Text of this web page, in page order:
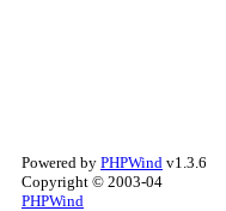
Powered by PHPWind v1.3.6
Copyright © 2003-04
PHPWind